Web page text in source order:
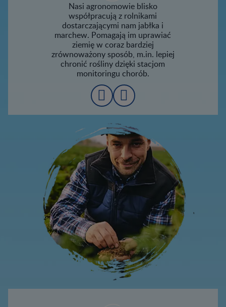
Nasi agronomowie blisko
współpracują z rolnikami
dostarczającymi nam jabłka i
marchew. Pomagają im uprawiać
ziemię w coraz bardziej
zrównoważony sposób, m.in. lepiej
chronić rośliny dzięki stacjom
monitoringu chorób.